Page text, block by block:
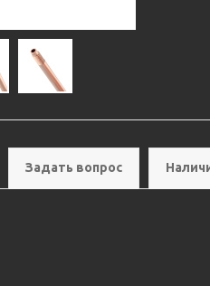
Задать вопрос